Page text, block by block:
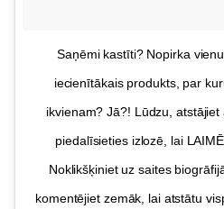
Saņēmi kastīti? Nopirka
iecienītākais produkts, par
ikvienam? Jā?! Lūdzu,
piedalīsieties izlozē, lai
Noklikšķiniet uz saites
komentējiet zemāk, lai atstātu